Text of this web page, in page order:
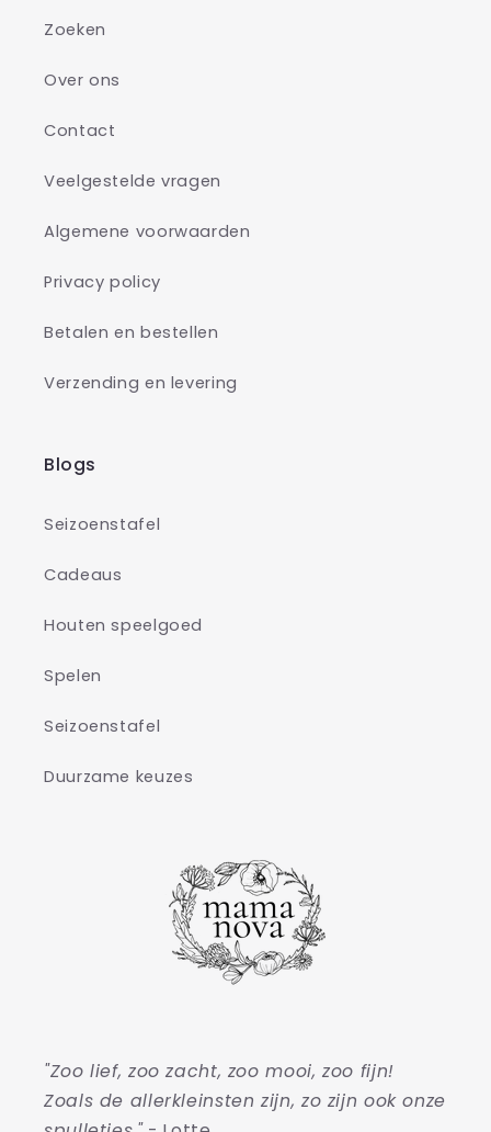
Zoeken
Over ons
Contact
Veelgestelde vragen
Algemene voorwaarden
Privacy policy
Betalen en bestellen
Verzending en levering
Blogs
Seizoenstafel
Cadeaus
Houten speelgoed
Spelen
Seizoenstafel
Duurzame keuzes
"Zoo lief, zoo zacht, zoo mooi, zoo fijn!
Zoals de allerkleinsten zijn, zo zijn ook onze